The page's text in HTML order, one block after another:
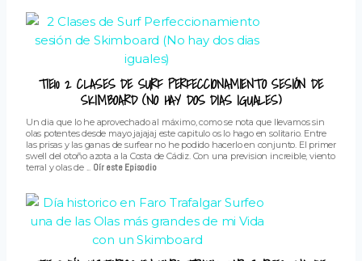
T1E10 2 CLASES DE SURF PERFECCIONAMIENTO SESIÓN DE
SKIMBOARD (NO HAY DOS DIAS IGUALES)
Un dia que lo he aprovechado al máximo, como se nota que llevamos sin
olas potentes desde mayo jajajaj este capitulo os lo hago en solitario. Entre
las prisas y las ganas de surfear no he podido hacerlo en conjunto. El primer
swell del otoño azota a la Costa de Cádiz. Con una prevision increible, viento
terral y olas de ... Oír este Episodio